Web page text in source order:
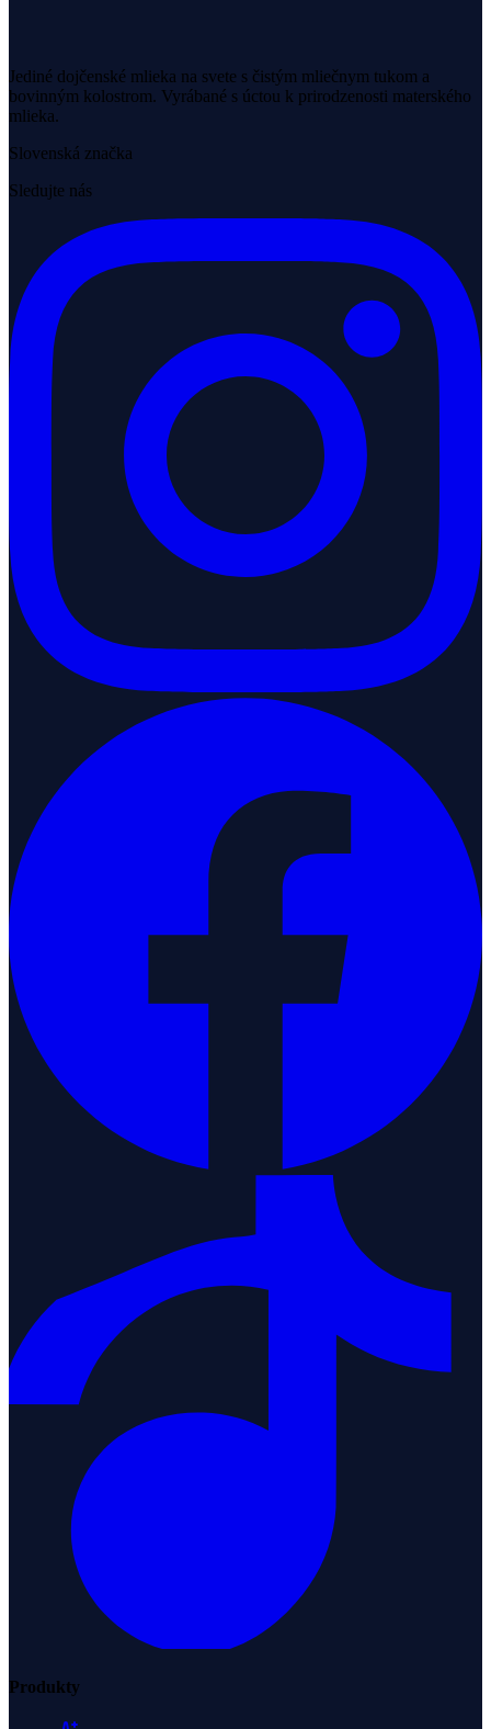
Jediné dojčenské mlieka na svete s čistým mliečnym tukom a
bovinným kolostrom. Vyrábané s úctou k prirodzenosti materského
mlieka.
Slovenská značka
Sledujte nás
Produkty